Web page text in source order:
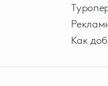
Как